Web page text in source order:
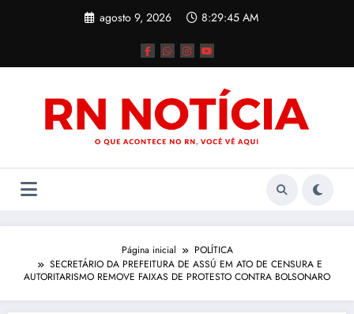
agosto 9, 2026 8:29:46 AM
Página inicial
POLÍTICA
SECRETÁRIO DA PREFEITURA DE ASSÚ EM ATO DE CENSURA E
AUTORITARISMO REMOVE FAIXAS DE PROTESTO CONTRA BOLSONARO